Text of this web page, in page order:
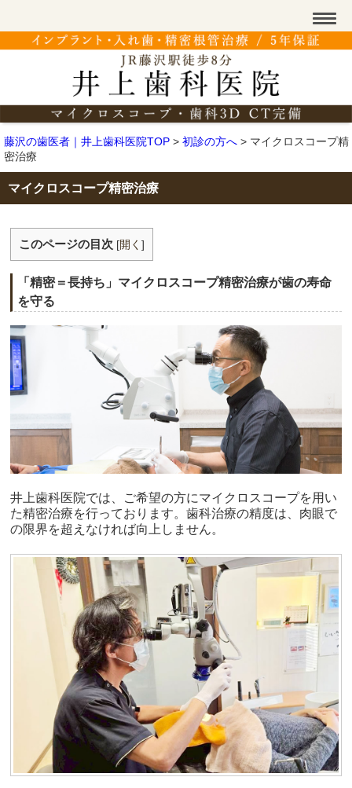
藤沢の歯医者｜井上歯科医院TOP > 初診の方へ > マイクロスコープ精
密治療
マイクロスコープ精密治療
このページの目次 [開く]
「精密＝長持ち」マイクロスコープ精密治療が歯の寿命
を守る
井上歯科医院では、ご希望の方にマイクロスコープを用い
た精密治療を行っております。歯科治療の精度は、肉眼で
の限界を超えなければ向上しません。